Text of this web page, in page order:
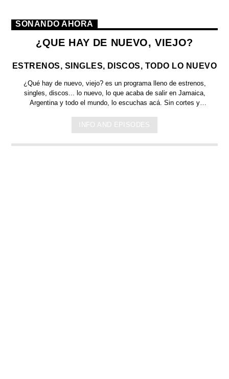
SONANDO AHORA
¿QUE HAY DE NUEVO, VIEJO?
ESTRENOS, SINGLES, DISCOS, TODO LO NUEVO
¿Qué hay de nuevo, viejo?es un programa lleno de estrenos,
singles, discos... lo nuevo, lo que acaba de salir enJamaica,
Argentina y todo el mundo, lo escuchas acá. Sin cortes y
INFO AND EPISODES